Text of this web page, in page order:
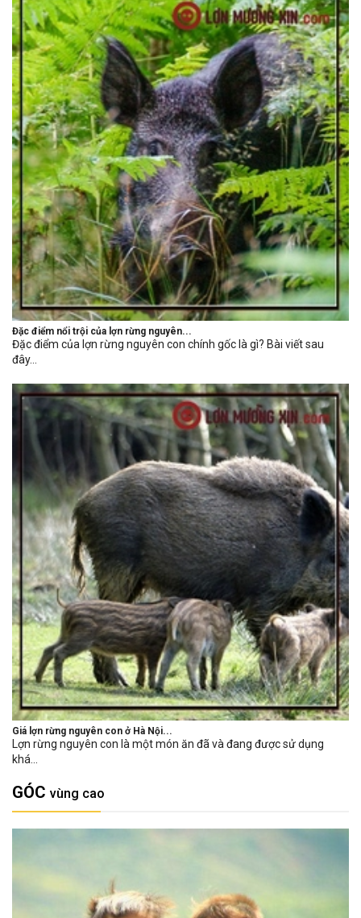
Đặc điểm nổi trội của lợn rừng nguyên...
Đặc điểm của lợn rừng nguyên con chính gốc là gì? Bài viết sau
đây...
Giá lợn rừng nguyên con ở Hà Nội...
Lợn rừng nguyên con là một món ăn đã và đang được sử dụng
khá...
GÓC vùng cao